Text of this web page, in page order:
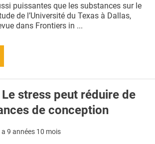
puissantes que les substances sur le
de l’Université du Texas à Dallas,
dans Frontiers in ...
Le stress peut réduire de
de conception
a 9 années 10 mois